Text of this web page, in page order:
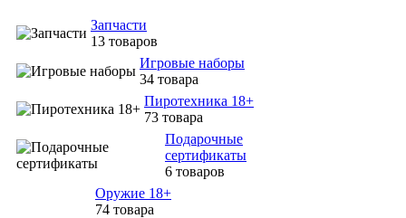
Запчасти
13 товаров
Игровые наборы
34 товара
Пиротехника 18+
73 товара
Подарочные
сертификаты
6 товаров
Оружие 18+
74 товара